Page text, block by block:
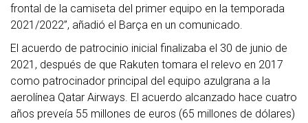
frontal de la camiseta del primer equipo en la temporada
2021/2022”, añadió el Barça en un comunicado.
El acuerdo de patrocinio inicial finalizaba el 30 de junio de
2021, después de que Rakuten tomara el relevo en 2017
como patrocinador principal del equipo azulgrana a la
aerolínea Qatar Airways. El acuerdo alcanzado hace cuatro
años preveía 55 millones de euros (65 millones de dólares)